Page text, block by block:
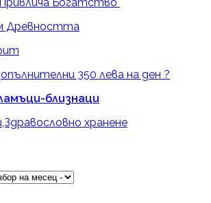
Богатство
Древността
350 лева на ден ?
близнаци
хранене